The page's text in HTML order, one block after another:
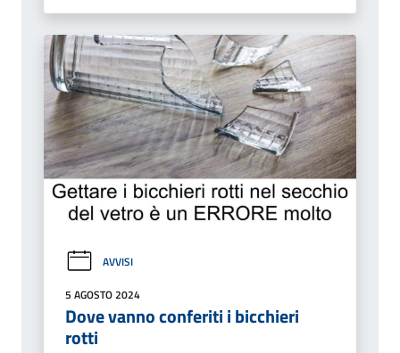
AVVISI
5 AGOSTO 2024
Dove vanno conferiti i bicchieri
rotti